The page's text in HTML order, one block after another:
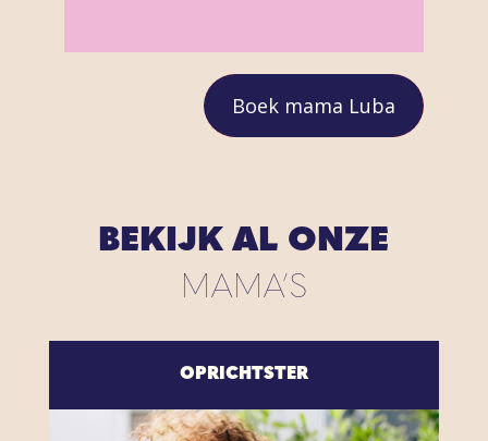
Boek mama Luba
BEKIJK AL ONZE
MAMA’S
OPRICHTSTER